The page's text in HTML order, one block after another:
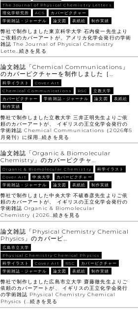
The Journal of Physical Chemistry Letters
理化学研究所
ACS
カバーピクチャー
学術雑誌・ジャーナル
論文図 表紙絵 制作実績
弊社で制作しました東京科学大学 石内俊一先生より
ご依頼のカバーアートが、アメリカ化学会発行の学術
雑誌 The Journal of Physical Chemistry
Lette…続きを見る
論文雑誌「Chemical Communications」
のカバーピクチャーを制作しました［…
科学イラスト
Cover Art
Chemical Communications
RSC
立教大学
カバーピクチャー
学術雑誌・ジャーナル 論文図
表紙絵
制作実績
弊社で制作しました立教大学 三井正明先生よりご依
頼のカバーアートが、 イギリスの王立化学会発行の
学術雑誌 Chemical Communications（2026年5
月発刊）に採用…続きを見る
論文雑誌「Organic & Biomolecular
Chemistry」のカバーピクチャ…
Organic & Biomolecular Chemistry
科学イラスト
Cover Art
中央大学
カバーピクチャー
学術雑誌・ジャーナル
論文図 表紙絵 制作実績
弊社で制作しました中央大学 不破春彦先生よりご依
頼のカバーアートが、 イギリスの王立化学会発行の
学術雑誌 Organic & Biomolecular
Chemistry（2026…続きを見る
論文雑誌「Physical Chemistry Chemical
Physics」のカバーピ…
広島市立大学
Physical Chemistry Chemical Physics
科学イラスト
Cover Art RSC
カバーピクチャー
学術雑誌・ジャーナル
論文図 表紙絵 制作実績
弊社で制作しました広島市立大学 齋藤徹先生よりご
依頼のカバーアートが、 イギリスの王立化学会発行
の学術雑誌 Physical Chemistry Chemical
Physics（…続きを見る